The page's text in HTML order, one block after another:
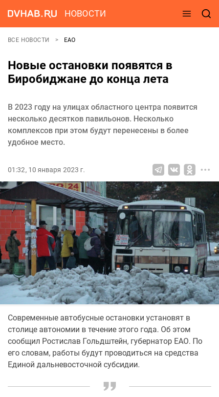
НОВОСТИ
ВСЕ НОВОСТИ ЕАО
Новые остановки появятся в
Биробиджане до конца лета
В 2023 году на улицах областного центра появится
несколько десятков павильонов. Несколько
комплексов при этом будут перенесены в более
удобное место.
01:32, 10 января 2023 г.
Современные автобусные остановки установят в
столице автономии в течение этого года. Об этом
сообщил Ростислав Гольдштейн, губернатор ЕАО. По
его словам, работы будут проводиться на средства
Единой дальневосточной субсидии.